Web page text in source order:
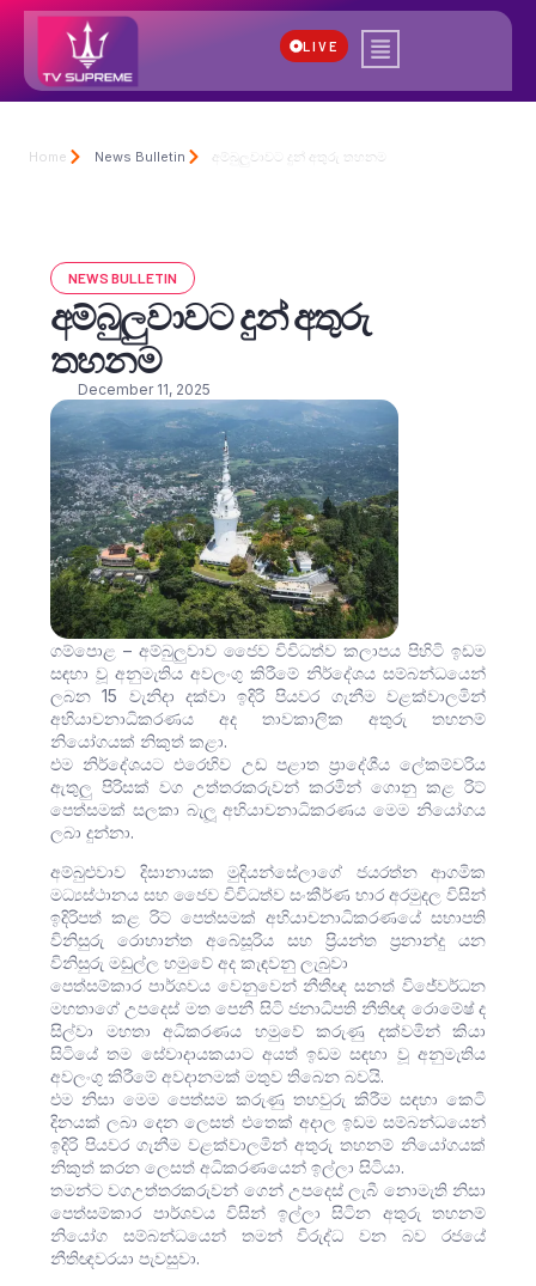
LIVE
Home News Bulletin අම්බුලුවාවට දුන් අතුරු තහනම
NEWS BULLETIN
අම්බුලුවාවට දුන් අතුරු
තහනම
December 11, 2025
ගම්පොළ – අම්බුලුවාව ජෛව විවිධත්ව කලාපය පිහිටි ඉඩම
සඳහා වූ අනුමැතිය අවලංගු කිරීමේ නිර්දේශය සම්බන්ධයෙන්
ලබන 15 වැනිදා දක්වා ඉදිරි පියවර ගැනීම වළක්වාලමින්
අභියාචනාධිකරණය අද තාවකාලික අතුරු තහනම්
නියෝගයක් නිකුත් කළා.
එම නිර්දේශයට එරෙහිව උඩ පළාත ප්‍රාදේශීය ලේකම්වරිය
ඇතුලු පිරිසක් වග උත්තරකරුවන් කරමින් ගොනු කළ රිට්
පෙත්සමක් සලකා බැලූ අභියාචනාධිකරණය මෙම නියෝගය
ලබා දුන්නා.
අම්බුළුවාව දිසානායක මුදියන්සේලාගේ ජයරත්න ආගමික
මධ්‍යස්ථානය සහ ජෛව විවිධත්ව සංකීර්ණ භාර අරමුදල විසින්
ඉදිරිපත් කළ රිට් පෙත්සමක් අභියාචනාධිකරණයේ සභාපති
විනිසුරු රොහාන්ත අබේසූරිය සහ ප්‍රියන්ත ප්‍රනාන්දු යන
විනිසුරු මඩුල්ල හමුවේ අද කැඳවනු ලැබුවා
පෙත්සම්කාර පාර්ශවය වෙනුවෙන් නීතීඥ සනත් විජේවර්ධන
මහතාගේ උපදෙස් මත පෙනී සිටි ජනාධිපති නීතිඥ රොමේෂ් ද
සිල්වා මහතා අධිකරණය හමුවේ කරුණු දක්වමින් කියා
සිටියේ තම සේවාදායකයාට අයත් ඉඩම සඳහා වූ අනුමැතිය
අවලංගු කිරීමේ අවදානමක් මතුව තිබෙන බවයි.
එම නිසා මෙම පෙත්සම කරුණු තහවුරු කිරීම සඳහා කෙටි
දිනයක් ලබා දෙන ලෙසත් එතෙක් අදාල ඉඩම සම්බන්ධයෙන්
ඉදිරි පියවර ගැනීම වළක්වාලමින් අතුරු තහනම් නියෝගයක්
නිකුත් කරන ලෙසත් අධිකරණයෙන් ඉල්ලා සිටියා.
තමන්ට වගඋත්තරකරුවන් ගෙන් උපදෙස් ලැබී නොමැති නිසා
පෙත්සම්කාර පාර්ශවය විසින් ඉල්ලා සිටින අතුරු තහනම්
නියෝග සම්බන්ධයෙන් තමන් විරුද්ධ වන බව රජයේ
නීතිඥවරයා පැවසුවා.